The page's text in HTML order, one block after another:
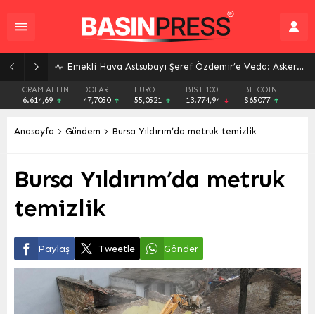
Emekli Hava Astsubayı Şeref Özdemir’e Veda: Askere Uğurlanışının Ardından Trajik Kaza Sonucu Kaybı
GRAM ALTIN
6.614,69
DOLAR
47,7050
EURO
55,0521
BIST 100
13.774,94
BITCOIN
$65077
Anasayfa Gündem Bursa Yıldırım’da metruk temizlik
Bursa Yıldırım’da metruk
temizlik
Paylaş Tweetle Gönder